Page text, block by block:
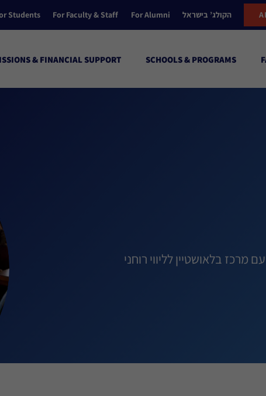
Students For Faculty & Staff For Alumni הקולג’ בישראל
& FINANCIAL SUPPORT SCHOOLS & PROGRAMS
מרכז בלאושטיין לליווי רוחני